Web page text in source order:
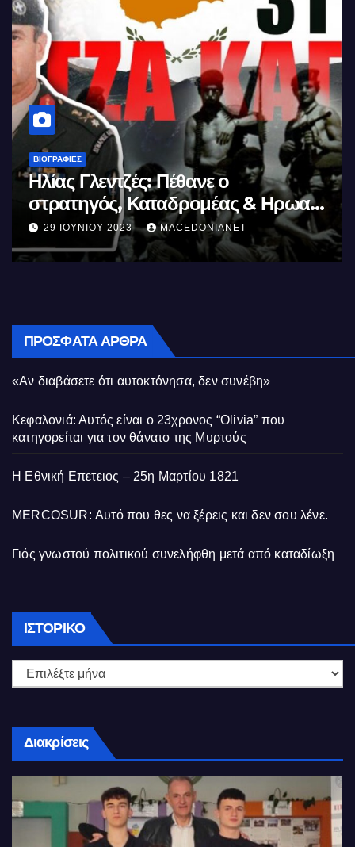
ΒΙΟΓΡΑΦΊΕΣ
Μέγας Αλέξανδρος: Ο μέγιστος των
Ελλήνων
11 ΙΟΥΝΊΟΥ 2023 MACEDONIANET
ΠΡΌΣΦΑΤΑ ΆΡΘΡΑ
«Αν διαβάσετε ότι αυτοκτόνησα, δεν συνέβη»
Κεφαλονιά: Αυτός είναι ο 23χρονος “Olivia” που
κατηγορείται για τον θάνατο της Μυρτούς
Η Εθνική Επετειος – 25η Μαρτίου 1821
MERCOSUR: Αυτό που θες να ξέρεις και δεν σου λένε.
Γιός γνωστού πολιτικού συνελήφθη μετά από καταδίωξη
ΙΣΤΟΡΙΚΌ Ιστορικό
Διακρίσεις